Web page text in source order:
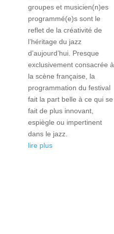
groupes et musicien(n)es
programmé(e)s sont le
reflet de la créativité de
l’héritage du jazz
d’aujourd’hui. Presque
exclusivement consacrée à
la scène française, la
programmation du festival
fait la part belle à ce qui se
fait de plus innovant,
espiègle ou impertinent
dans le jazz.
lire plus